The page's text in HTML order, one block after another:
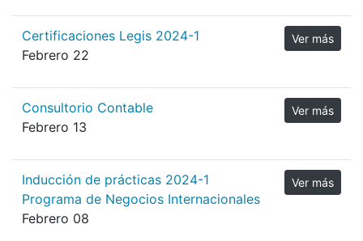
Certificaciones Legis 2024-1
Febrero 22
Ver más
Consultorio Contable
Febrero 13
Ver más
Inducción de prácticas 2024-1
Programa de Negocios Internacionales
Febrero 08
Ver más